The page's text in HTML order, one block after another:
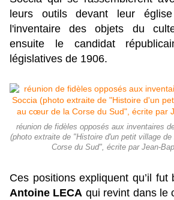
leurs outils devant leur
l'inventaire des objets du
ensuite le candidat
législatives de 1906.
réunion de fidèles opposés aux inventaires
(photo extraite de "Histoire d'un petit village
Corse du Sud", écrite par Jean-
Ces positions expliquent qu’il
Antoine LECA qui revint dans le